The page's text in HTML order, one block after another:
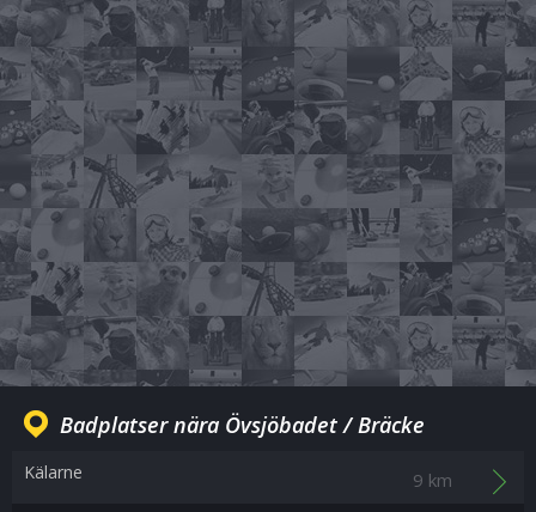
Badplatser nära Övsjöbadet / Bräcke
Kälarne 9 km